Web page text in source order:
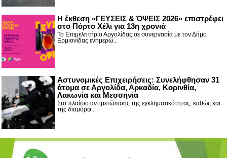
Η έκθεση «ΓΕΥΣΕΙΣ & ΌΨΕΙΣ 2026» επιστρέφει
στο Πόρτο Χέλι για 13η χρονιά
Το Επιμελητήριο Αργολίδας σε συνεργασία με τον Δήμο
Ερμιονίδας ενημερώ...
Αστυνομικές Επιχειρήσεις: Συνελήφθησαν 31
άτομα σε Αργολίδα, Αρκαδία, Κορινθία,
Λακωνία και Μεσσηνία
Στο πλαίσιο αντιμετώπισης της εγκληματικότητας, καθώς και
της διαμόρφ...